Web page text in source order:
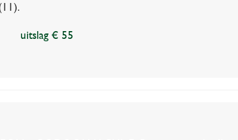
uitslag € 55